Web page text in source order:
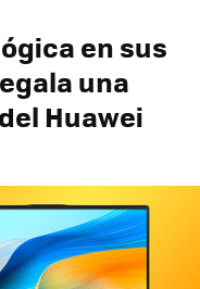
en sus
una
Huawei